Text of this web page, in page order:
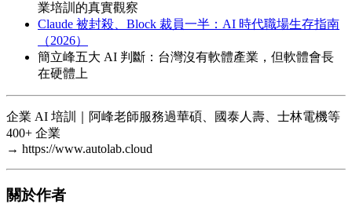
業培訓的真實觀察
Claude 被封殺、Block 裁員一半：AI 時代職場生存指南
（2026）
簡立峰五大 AI 判斷：台灣沒有軟體產業，但軟體會長
在硬體上
企業 AI 培訓｜阿峰老師服務過華碩、國泰人壽、士林電機等
400+ 企業
→ https://www.autolab.cloud
關於作者